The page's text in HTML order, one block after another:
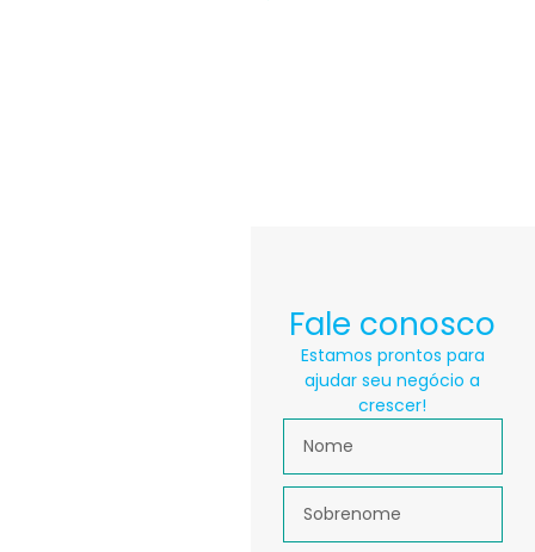
Fale conosco
Estamos prontos para
ajudar seu negócio a
crescer!